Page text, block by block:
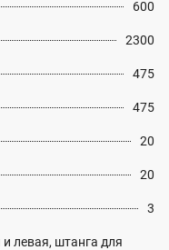
600
2300
475
475
20
20
3
левая, штанга для